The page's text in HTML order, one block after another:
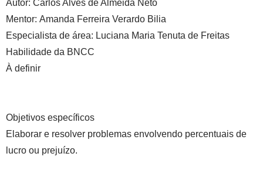
Autor: Carlos Alves de Almeida Neto
Mentor: Amanda Ferreira Verardo Bilia
Especialista de área: Luciana Maria Tenuta de Freitas
Habilidade da BNCC
À definir
Objetivos específicos
Elaborar e resolver problemas envolvendo percentuais de
lucro ou prejuízo.